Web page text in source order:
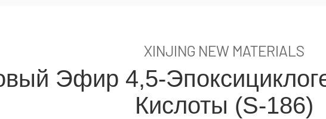
XINJING NEW MATERIALS
Эфир 4,5-
Кислоты (S-186)